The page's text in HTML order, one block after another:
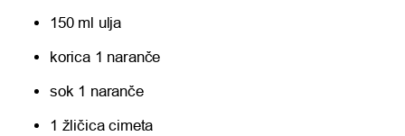
150 ml ulja
korica 1 naranče
sok 1 naranče
1 žličica cimeta